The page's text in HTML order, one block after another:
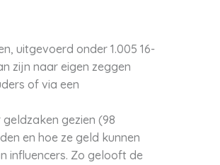
uitgevoerd onder 1.005 16-
zijn naar eigen zeggen
of via een
gezien (98
en hoe ze geld kunnen
influencers. Zo gelooft de